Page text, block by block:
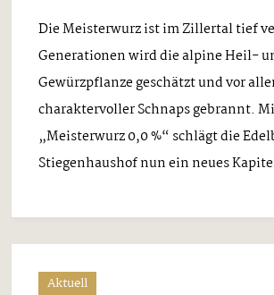
Die Meisterwurz ist im Zillertal tief
Generationen wird die alpine Heil-
Gewürzpflanze geschätzt und vor
charaktervoller Schnaps gebrannt.
„Meisterwurz 0,0 %“ schlägt die
Stiegenhaushof nun ein neues
Aktuell